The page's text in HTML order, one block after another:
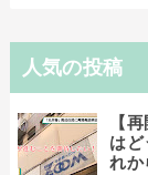
人気の投稿
【
はど
れか